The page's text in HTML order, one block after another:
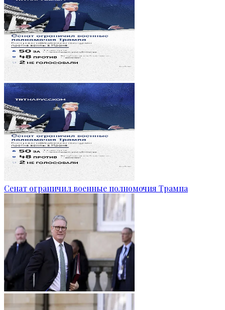
Сенат ограничил военные полномочия Трампа